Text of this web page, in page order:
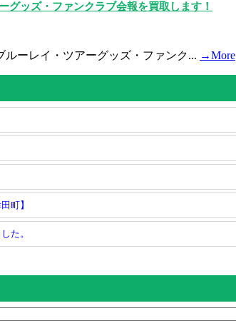
ッズ・ファンクラブ会報を買取します！
ーレイ・ツアーグッズ・ファンク... →More
町】
た。